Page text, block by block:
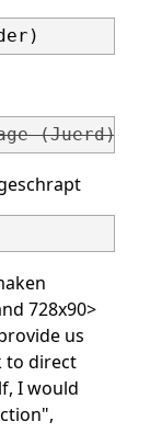
(Juerd)
728x90>
us
to direct
I would